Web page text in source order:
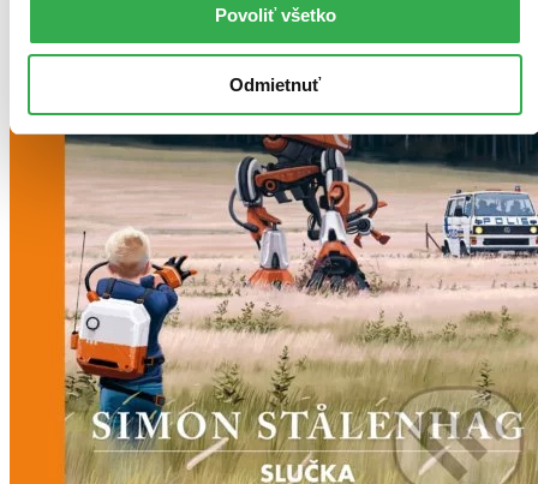
Povoliť všetko
Odmietnuť